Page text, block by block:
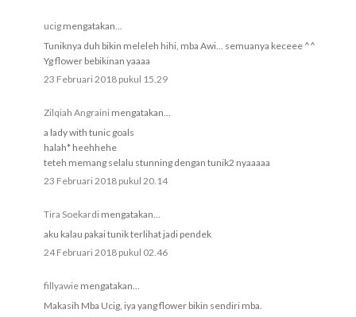
ucig mengatakan...
Tuniknya duh bikin meleleh hihi, mba Awi... semuanya keceee ^^
Yg flower bebikinan yaaaa
23 Februari 2018 pukul 15.29
Zilqiah Angraini mengatakan...
a lady with tunic goals
halah* heehhehe
teteh memang selalu stunning dengan tunik2 nyaaaaa
23 Februari 2018 pukul 20.14
Tira Soekardi mengatakan...
aku kalau pakai tunik terlihat jadi pendek
24 Februari 2018 pukul 02.46
fillyawie mengatakan...
Makasih Mba Ucig, iya yang flower bikin sendiri mba.